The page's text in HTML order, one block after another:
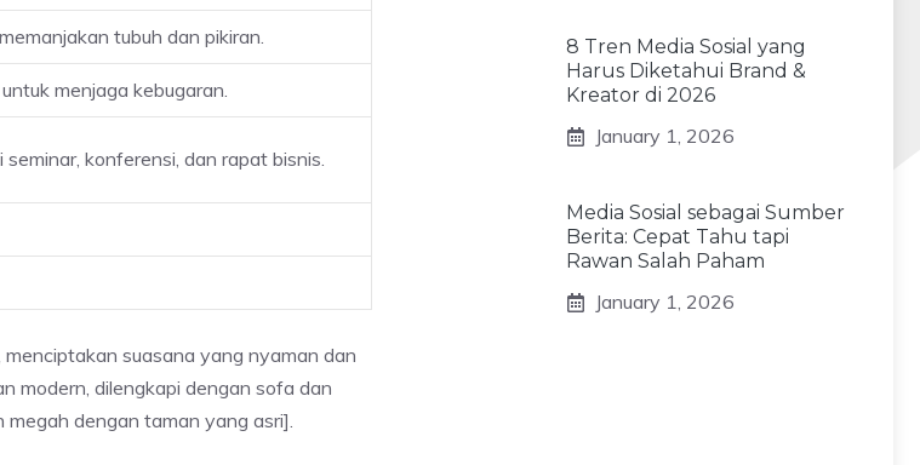
tubuh dan pikiran.
menjaga kebugaran.
konferensi, dan rapat bisnis.
suasana yang nyaman dan
modern, dilengkapi dengan sofa dan
dengan taman yang asri].
8 Tren Media Sosial yang
Harus Diketahui Brand &
Kreator di 2026
January 1, 2026
Media Sosial sebagai Sumber
Berita: Cepat Tahu tapi
Rawan Salah Paham
January 1, 2026